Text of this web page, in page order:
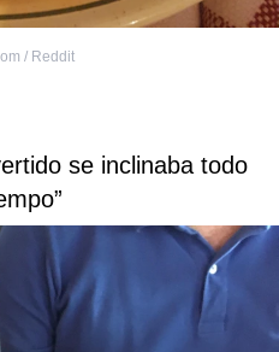
/ Reddit
se inclinaba todo